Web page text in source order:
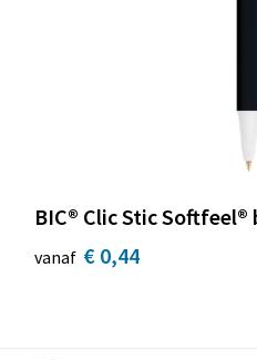
BIC® Clic Stic Softfeel®
vanaf € 0,44